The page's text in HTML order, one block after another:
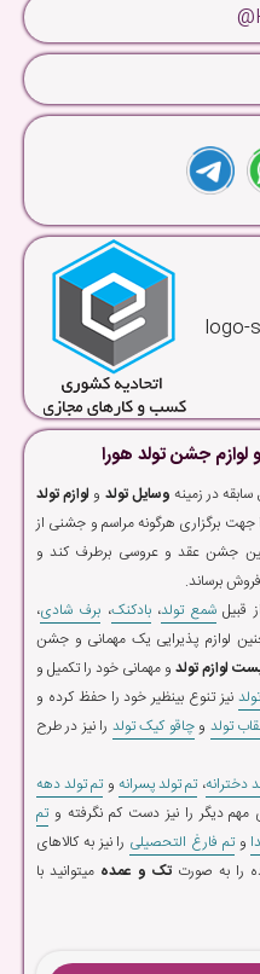
لوازم جشن تولد هورا
وسایل تولد و لوازم تولد
جهت برگزاری هرگونه مراسم و جشنی از
جشن عقد و عروسی برطرف کند و
برساند.
قبیلشمع تولد،بادکنک، برف شادی،
لوازم پذیرایی یک مهمانی و جشن
لوازم تولد و مهمانی خود را تکمیل و
نیز تنوع بینظیر خود را حفظ کرده و
تولد وچاقو کیک تولد را نیز در طرح
دخترانه،تم تولد پسرانه وتم تولد دهه
دیگر را نیز دست کم نگرفته وتم
وتم فارغ التحصیلی را نیز به کالاهای
را به صورت تک و عمده میتوانید با